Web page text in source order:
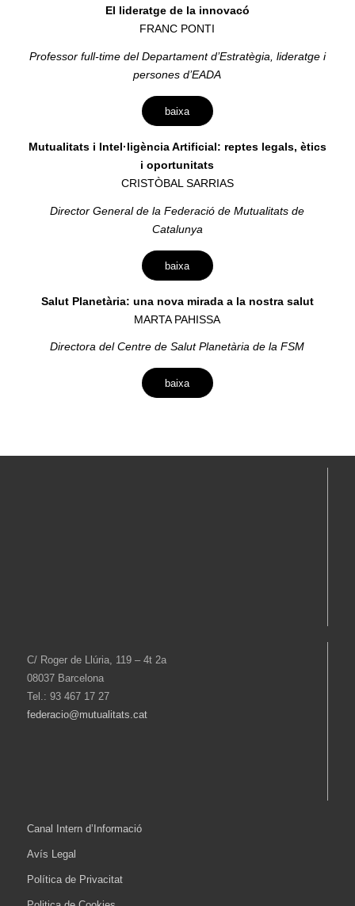
El lideratge de la innovacó
FRANC PONTI
Professor full-time del Departament d’Estratègia, lideratge i
persones d’EADA
baixa
Mutualitats i Intel·ligència Artificial: reptes legals, ètics
i oportunitats
CRISTÒBAL SARRIAS
Director General de la Federació de Mutualitats de
Catalunya
baixa
Salut Planetària: una nova mirada a la nostra salut
MARTA PAHISSA
Directora del Centre de Salut Planetària de la FSM
baixa
C/ Roger de Llúria, 119 – 4t 2a
08037 Barcelona
Tel.: 93 467 17 27
federacio@mutualitats.cat
Canal Intern d’Informació
Avís Legal
Política de Privacitat